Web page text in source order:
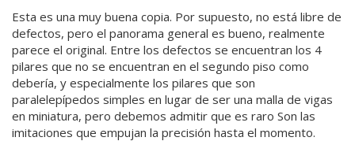
Esta es una muy buena copia. Por supuesto, no está libre de
defectos, pero el panorama general es bueno, realmente
parece el original. Entre los defectos se encuentran los 4
pilares que no se encuentran en el segundo piso como
debería, y especialmente los pilares que son
paralelepípedos simples en lugar de ser una malla de vigas
en miniatura, pero debemos admitir que es raro Son las
imitaciones que empujan la precisión hasta el momento.